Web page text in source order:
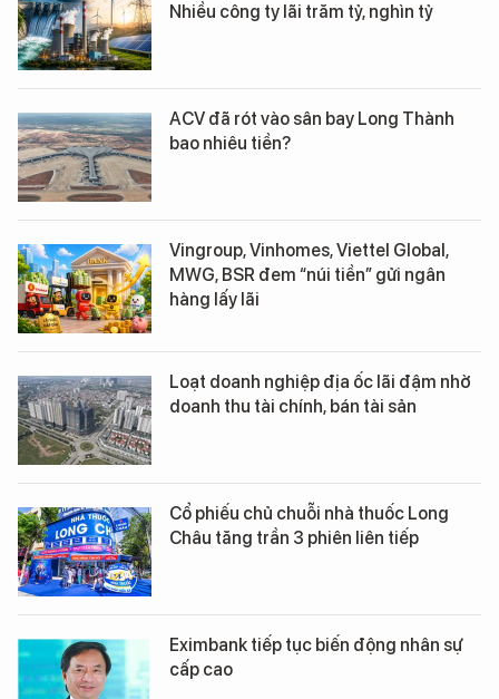
Nhiều công ty lãi trăm tỷ, nghìn tỷ
ACV đã rót vào sân bay Long Thành
bao nhiêu tiền?
Vingroup, Vinhomes, Viettel Global,
MWG, BSR đem “núi tiền” gửi ngân
hàng lấy lãi
Loạt doanh nghiệp địa ốc lãi đậm nhờ
doanh thu tài chính, bán tài sản
Cổ phiếu chủ chuỗi nhà thuốc Long
Châu tăng trần 3 phiên liên tiếp
Eximbank tiếp tục biến động nhân sự
cấp cao